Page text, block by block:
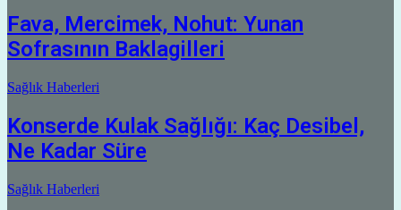
Fava, Mercimek, Nohut: Yunan
Sofrasının Baklagilleri
Sağlık Haberleri
Konserde Kulak Sağlığı: Kaç Desibel,
Ne Kadar Süre
Sağlık Haberleri